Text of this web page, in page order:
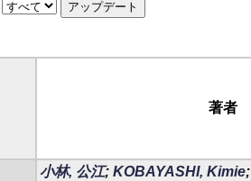
著者
小林, 公江; KOBAYASHI, Kimie;